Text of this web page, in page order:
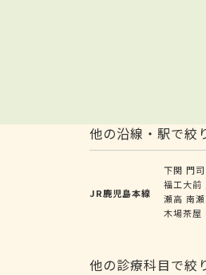
他の沿線・駅で絞
JR鹿児島本線
下関 門司
福工大前
瀬高 南
木場茶屋
他の診療科目で絞